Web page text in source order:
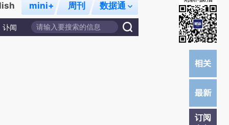
mini+ 周刊 数据通
讣闻
订阅